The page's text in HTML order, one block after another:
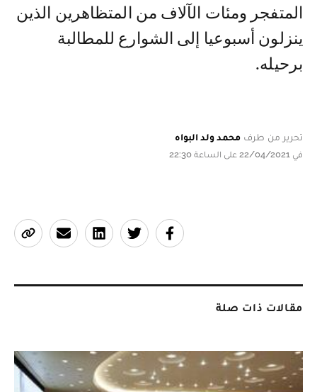
المتفجر ومئات الآلاف من المتظاهرين الذين
ينزلون أسبوعيا إلى الشوارع للمطالبة
برحيله.
تحرير من طرف محمد ولد البواه
في 22/04/2021 على الساعة 22:30
مقالات ذات صلة